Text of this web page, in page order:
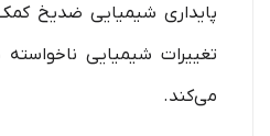
پایداری شیمیایی ضدیخ
تغییرات شیمیایی
می‌کند.